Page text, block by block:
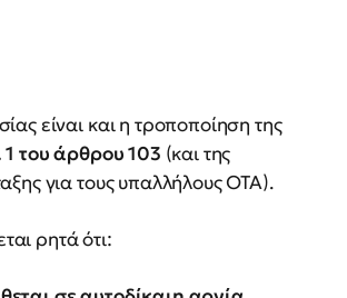
είναι και η τροποποίηση της
του άρθρου 103 (και της
για τους υπαλλήλους ΟΤΑ).
ρητά ότι: